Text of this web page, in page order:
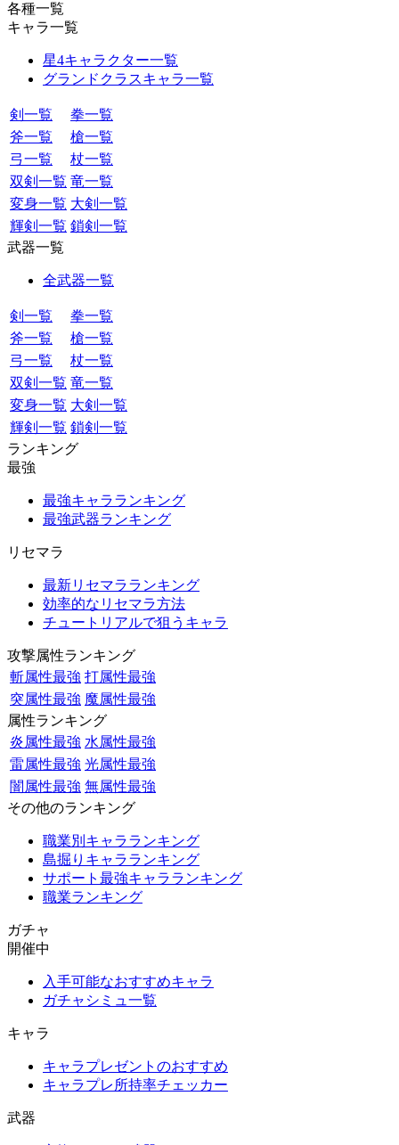
各種一覧
キャラ一覧
星4キャラクター一覧
グランドクラスキャラ一覧
剣一覧
拳一覧
斧一覧
槍一覧
弓一覧
杖一覧
双剣一覧 竜一覧
変身一覧 大剣一覧
輝剣一覧 鎖剣一覧
武器一覧
全武器一覧
剣一覧
拳一覧
斧一覧
槍一覧
弓一覧
杖一覧
双剣一覧 竜一覧
変身一覧 大剣一覧
輝剣一覧 鎖剣一覧
ランキング
最強
最強キャラランキング
最強武器ランキング
リセマラ
最新リセマラランキング
効率的なリセマラ方法
チュートリアルで狙うキャラ
攻撃属性ランキング
斬属性最強 打属性最強
突属性最強 魔属性最強
属性ランキング
炎属性最強 水属性最強
雷属性最強 光属性最強
闇属性最強 無属性最強
その他のランキング
職業別キャラランキング
島掘りキャラランキング
サポート最強キャラランキング
職業ランキング
ガチャ
開催中
入手可能なおすすめキャラ
ガチャシミュ一覧
キャラ
キャラプレゼントのおすすめ
キャラプレ所持率チェッカー
武器